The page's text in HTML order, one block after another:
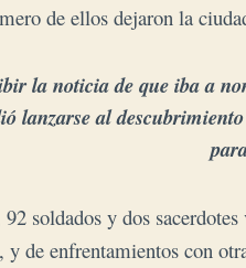
de ellos dejaron la
la noticia de que iba a
lanzarse al
soldados y dos
y de enfrentamientos con